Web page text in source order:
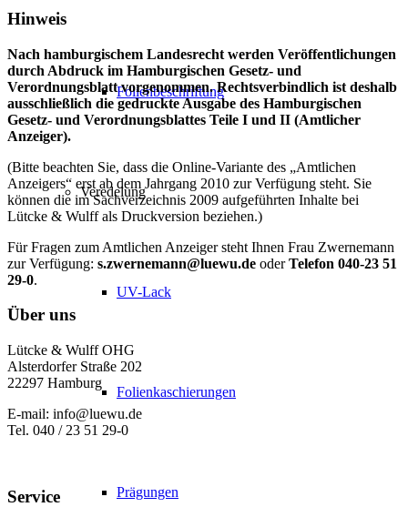
Folienbeschriftung
Veredelung
UV-Lack
Folienkaschierungen
Prägungen
Hinweis
Nach hamburgischem Landesrecht werden Veröffentlichungen
durch Abdruck im Hamburgischen Gesetz- und
Verordnungsblatt vorgenommen. Rechtsverbindlich ist deshalb
ausschließlich die gedruckte Ausgabe des Hamburgischen
Gesetz- und Verordnungsblattes Teile I und II (Amtlicher
Anzeiger).
(Bitte beachten Sie, dass die Online-Variante des „Amtlichen
Anzeigers“ erst ab dem Jahrgang 2010 zur Verfügung steht. Sie
können die im Sachverzeichnis 2009 aufgeführten Inhalte bei
Lütcke & Wulff als Druckversion beziehen.)
Für Fragen zum Amtlichen Anzeiger steht Ihnen Frau Zwernemann
zur Verfügung: s.zwernemann@luewu.de oderTelefon 040-23 51
29-0.
Über uns
Lütcke & Wulff OHG
Alsterdorfer Straße 202
22297 Hamburg
E-mail: info@luewu.de
Tel. 040 / 23 51 29-0
Service